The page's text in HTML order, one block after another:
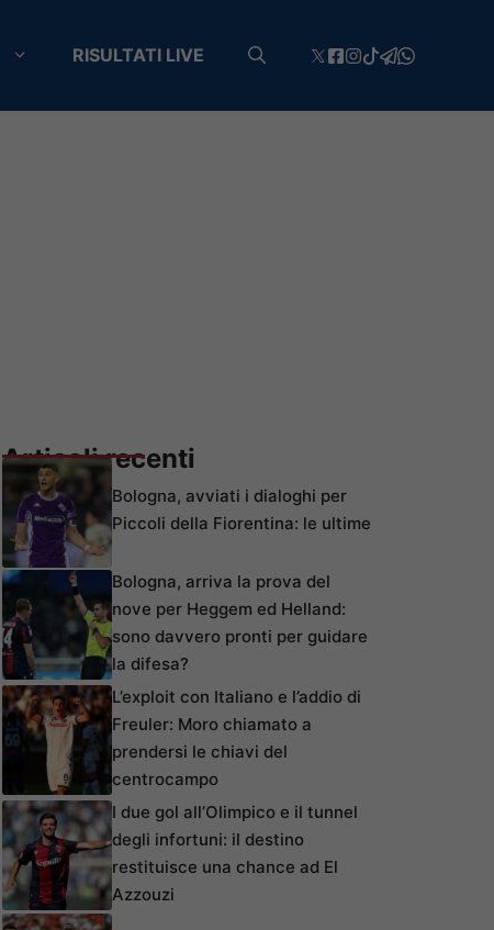
RISULTATI LIVE
Articoli recenti
Bologna, avviati i dialoghi per
Piccoli della Fiorentina: le ultime
Bologna, arriva la prova del
nove per Heggem ed Helland:
sono davvero pronti per guidare
la difesa?
L’exploit con Italiano e l’addio di
Freuler: Moro chiamato a
prendersi le chiavi del
centrocampo
I due gol all’Olimpico e il tunnel
degli infortuni: il destino
restituisce una chance ad El
Azzouzi